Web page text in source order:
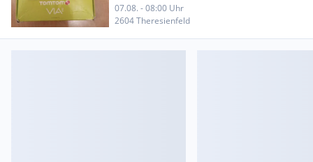
07.08. - 08:00 Uhr
2604 Theresienfeld